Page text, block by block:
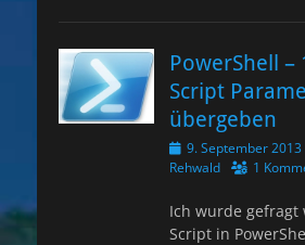
PowerShell –
Script
übergeben
Veröffentlicht
am
9. September 2013
Rehwald
1
Ich wurde gefragt
Script in